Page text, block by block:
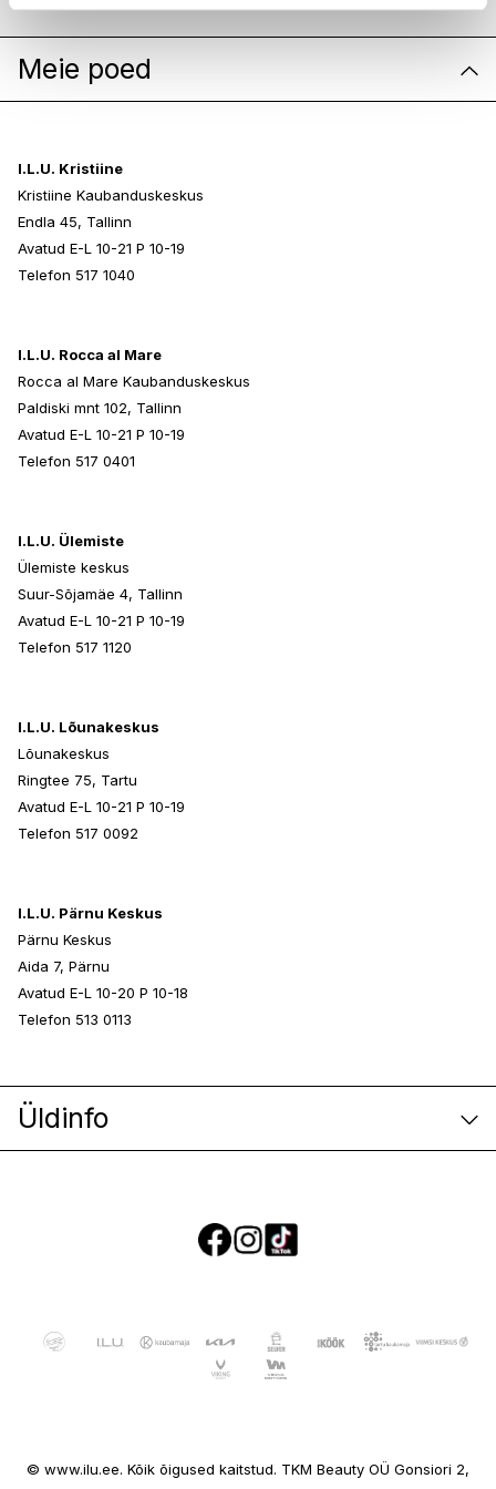
Meie poed
I.L.U. Kristiine
Kristiine Kaubanduskeskus
Endla 45, Tallinn
Avatud E-L 10-21 P 10-19
Telefon 517 1040
I.L.U. Rocca al Mare
Rocca al Mare Kaubanduskeskus
Paldiski mnt 102, Tallinn
Avatud E-L 10-21 P 10-19
Telefon 517 0401
I.L.U. Ülemiste
Ülemiste keskus
Suur-Sõjamäe 4, Tallinn
Avatud E-L 10-21 P 10-19
Telefon 517 1120
I.L.U. Lõunakeskus
Lõunakeskus
Ringtee 75, Tartu
Avatud E-L 10-21 P 10-19
Telefon 517 0092
I.L.U. Pärnu Keskus
Pärnu Keskus
Aida 7, Pärnu
Avatud E-L 10-20 P 10-18
Telefon 513 0113
Üldinfo
© www.ilu.ee. Kõik õigused kaitstud. TKM Beauty OÜ Gonsiori 2,